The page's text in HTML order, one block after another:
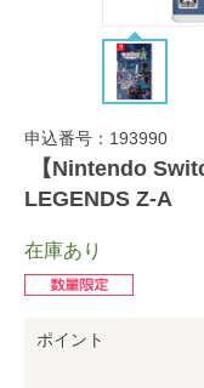
申込番号：193990
【Nintendo
LEGENDS Z-A
在庫あり
ポイント